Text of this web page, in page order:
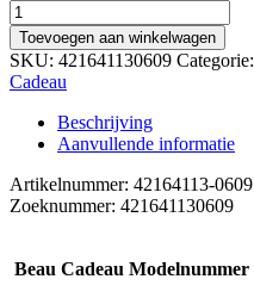
Toevoegen aan winkelwagen
SKU: 421641130609 Categorie:
Cadeau
Beschrijving
Aanvullende informatie
Artikelnummer: 42164113-0609
Zoeknummer: 421641130609
Beau Cadeau Modelnummer